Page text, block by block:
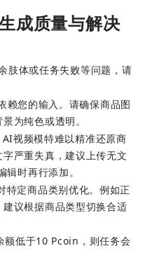
成质量与解决
肢体或任务失败等问题，请
赖您的输入。请确保商品图
为纯色或透明。
AI视频模特难以精准还原商
严重失真，建议上传无文
时再行添加。
特定商品类别优化。例如正
议根据商品类型切换合适
额低于10 Pcoin，则任务会